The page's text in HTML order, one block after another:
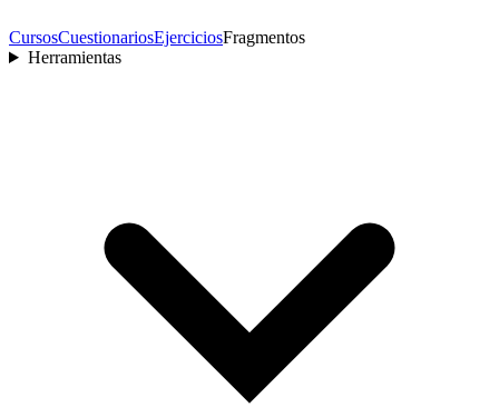
CursosCuestionariosEjerciciosFragmentos
Herramientas